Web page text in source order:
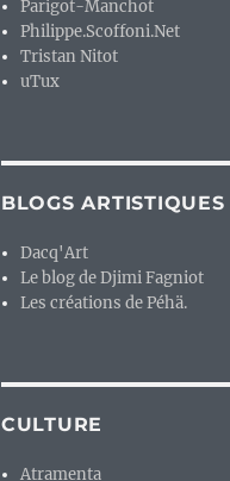
Parigot-Manchot
Philippe.Scoffoni.Net
Tristan Nitot
uTux
BLOGS ARTISTIQUES
Dacq'Art
Le blog de Djimi Fagniot
Les créations de Péhä.
CULTURE
Atramenta